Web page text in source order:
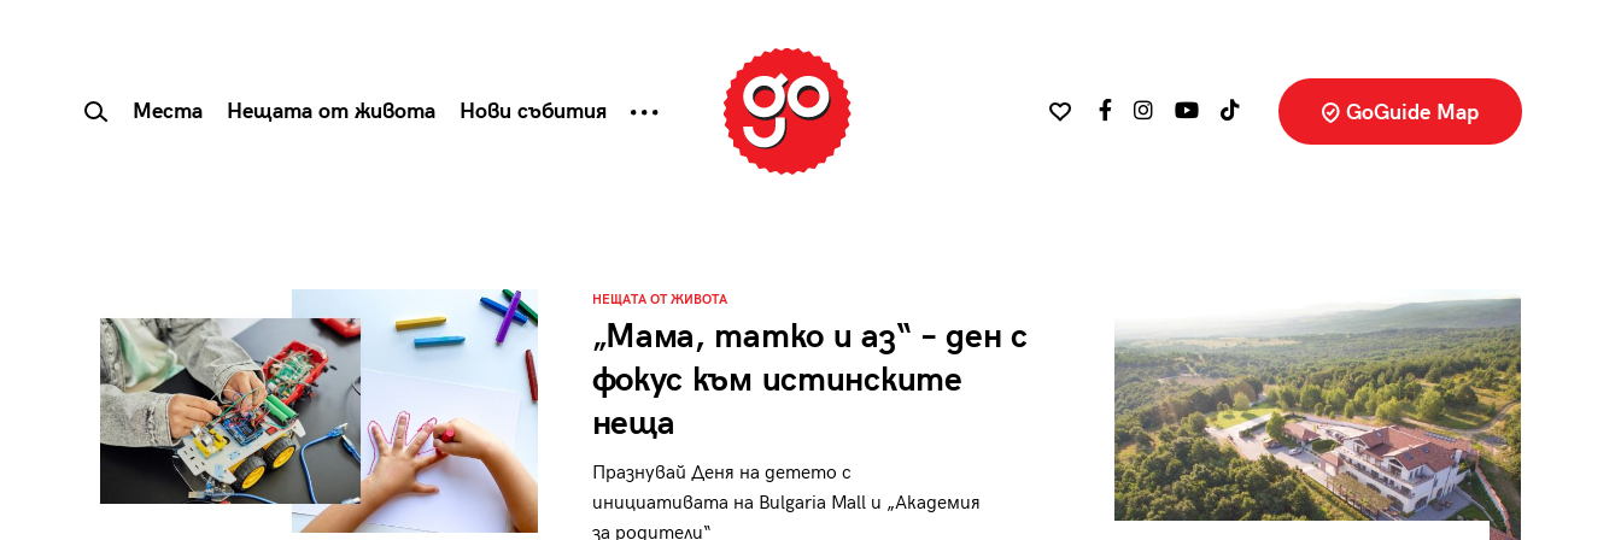
Места Нещата от живота Нови събития GoGuide Map
НЕЩАТА ОТ ЖИВОТА
„Мама, татко и аз“ – ден с
фокус към истинските
неща
Празнувай Деня на детето с
инициативата на Bulgaria Mall и „Академия
за родители“